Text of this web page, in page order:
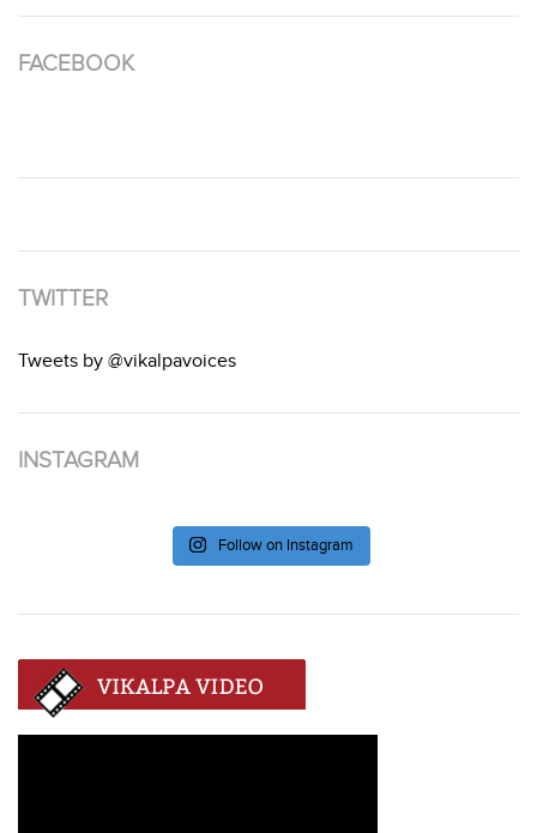
FACEBOOK
TWITTER
Tweets by @vikalpavoices
INSTAGRAM
Follow on Instagram